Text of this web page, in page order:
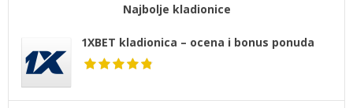
Najbolje kladionice
1XBET kladionica – ocena i bonus ponuda